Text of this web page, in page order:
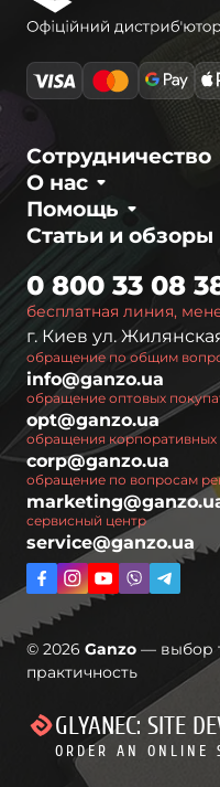
О нас
Сотрудничество
Статьи и обзоры
Помощь
бесплатная линия,
0 800 33 08
г. Киев ул.
обращение по общим
info@ganzo.ua
обращение оптовых
opt@ganzo.ua
обращения корпоративных
corp@ganzo.ua
обращение по вопросам
сервисный центр
service@ganzo.ua
© 2026 Ganzo — выбор
практичность
GLYANEC: SITE
ORDER AN ONLINE